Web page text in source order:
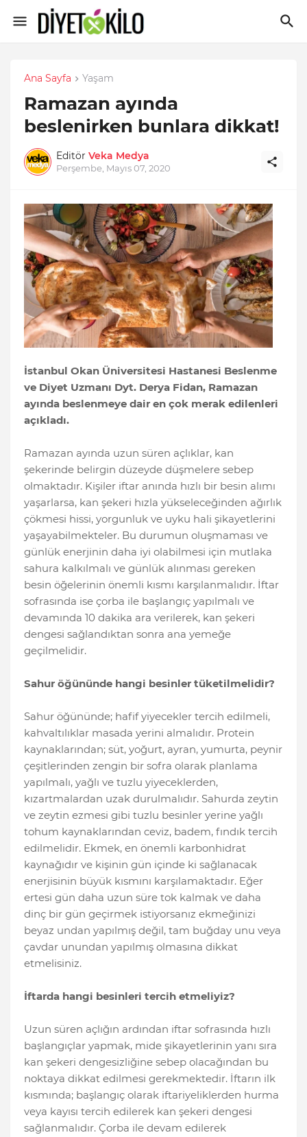
Ana Sayfa Yaşam
Ramazan ayında
beslenirken bunlara dikkat!
Editör Veka Medya
Perşembe, Mayıs 07, 2020
İstanbul Okan Üniversitesi Hastanesi Beslenme
ve Diyet Uzmanı Dyt. Derya Fidan, Ramazan
ayında beslenmeye dair en çok merak edilenleri
açıkladı.
Ramazan ayında uzun süren açlıklar, kan
şekerinde belirgin düzeyde düşmelere sebep
olmaktadır. Kişiler iftar anında hızlı bir besin alımı
yaşarlarsa, kan şekeri hızla yükseleceğinden ağırlık
çökmesi hissi, yorgunluk ve uyku hali şikayetlerini
yaşayabilmekteler. Bu durumun oluşmaması ve
günlük enerjinin daha iyi olabilmesi için mutlaka
sahura kalkılmalı ve günlük alınması gereken
besin öğelerinin önemli kısmı karşılanmalıdır. İftar
sofrasında ise çorba ile başlangıç yapılmalı ve
devamında 10 dakika ara verilerek, kan şekeri
dengesi sağlandıktan sonra ana yemeğe
geçilmelidir.
Sahur öğününde hangi besinler tüketilmelidir?
Sahur öğününde; hafif yiyecekler tercih edilmeli,
kahvaltılıklar masada yerini almalıdır. Protein
kaynaklarından; süt, yoğurt, ayran, yumurta, peynir
çeşitlerinden zengin bir sofra olarak planlama
yapılmalı, yağlı ve tuzlu yiyeceklerden,
kızartmalardan uzak durulmalıdır. Sahurda zeytin
ve zeytin ezmesi gibi tuzlu besinler yerine yağlı
tohum kaynaklarından ceviz, badem, fındık tercih
edilmelidir. Ekmek, en önemli karbonhidrat
kaynağıdır ve kişinin gün içinde ki sağlanacak
enerjisinin büyük kısmını karşılamaktadır. Eğer
ertesi gün daha uzun süre tok kalmak ve daha
dinç bir gün geçirmek istiyorsanız ekmeğinizi
beyaz undan yapılmış değil, tam buğday unu veya
çavdar unundan yapılmış olmasına dikkat
etmelisiniz.
İftarda hangi besinleri tercih etmeliyiz?
Uzun süren açlığın ardından iftar sofrasında hızlı
başlangıçlar yapmak, mide şikayetlerinin yanı sıra
kan şekeri dengesizliğine sebep olacağından bu
noktaya dikkat edilmesi gerekmektedir. İftarın ilk
kısmında; başlangıç olarak iftariyeliklerden hurma
veya kayısı tercih edilerek kan şekeri dengesi
sağlanmalıdır. Çorba ile devam edilerek